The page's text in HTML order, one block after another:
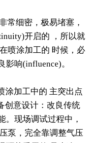
常细密，极易堵塞，
开启的 ，所以就
喷涂加工的 时候，必
响(influence)。
涂加工中的 主突出点
创意设计：改良传统
。现场调试过程中，
泵，完全靠调整气压